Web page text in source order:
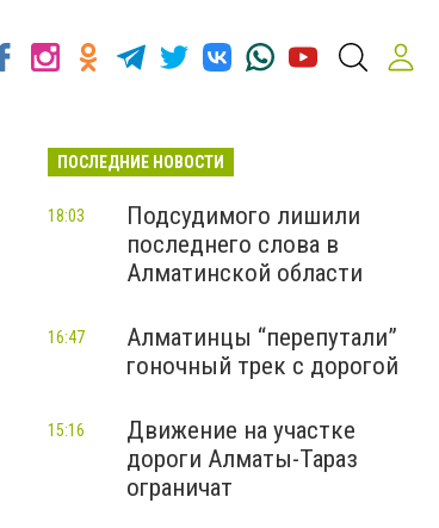
ПОСЛЕДНИЕ НОВОСТИ
Подсудимого лишили
последнего слова в
Алматинской области
18:03
Алматинцы “перепутали”
гоночный трек с дорогой
16:47
Движение на участке
дороги Алматы-Тараз
ограничат
15:16